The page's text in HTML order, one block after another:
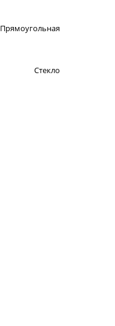
Прямоугольная
Стекло